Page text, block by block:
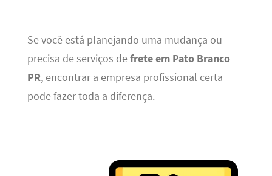
Se você está planejando uma mudança ou
precisa de serviços defrete em Pato Branco
PR, encontrar a empresa profissional certa
pode fazer toda a diferença.